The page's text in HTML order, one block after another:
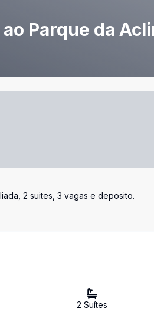
Parque da
2 suites, 3 vagas e deposito.
2 Suítes